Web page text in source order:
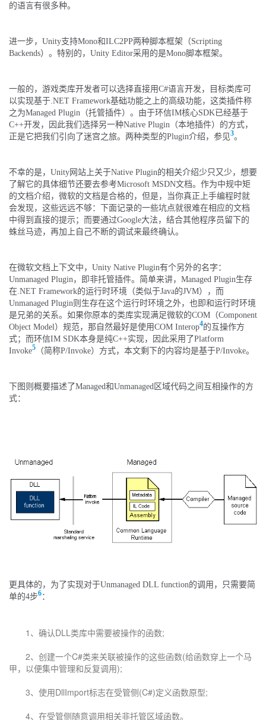
的语言有很多种。
进一步，Unity支持Mono和ILC2PP两种脚本框架（Scripting
Backends）。特别的，Unity Editor采用的是Mono脚本框架。
一般的，游戏类库开发者可以选择直接用C#语言开发，目标类库可
以实现基于.NET Framework基础功能之上的高级功能，这类插件称
之为Managed Plugin（托管插件）。由于环信IM核心SDK已经基于
C++开发，因此我们选择另一种Native Plugin（本地插件）的方式，
正是它把我们引向了迷宫之旅。两种类型的Plugin介绍，参见3。
不幸的是，Unity网站上关于Native Plugin的相关介绍少只又少，想要
了解它的具体细节还要去参考Microsoft MSDN文档。作为中规中矩
的文档介绍，微软的文档是合格的，但是，当你真正上手编程时就
会发现，这些远远不够：下面记录的一些坑点就很难在相应的文档
中得到直接的提示；而要通过Google大法，结合其他程序员留下的
蛛丝马迹，再加上自己不断的调试来最终确认。
在微软文档上下文中，Unity Native Plugin有个另外的名字：
Unmanaged Plugin，即非托管插件。简单来讲，Managed Plugin生存
在.NET Framework的运行时环境（类似于Java的JVM），而
Unmanaged Plugin则生存在这个运行时环境之外，也即和运行时环境
是兄弟的关系。如果你原本的类库实现满足微软的COM（Component
Object Model）规范，那自然最好是使用COM Interop4的互操作方
式；而环信IM SDK本身是纯C++实现，因此采用了Platform
Invoke5 （简称P/Invoke）方式，本文剩下的内容均是基于P/Invoke。
下图则概要描述了Managed和Unmanaged区域代码之间互相操作的方
式：
更具体的，为了实现对于Unmanaged DLL function的调用，只需要简
单的4步6：
1、确认DLL类库中需要被操作的函数;
2、创建一个C#类来关联被操作的这些函数(给函数穿上一个马
甲，以便集中管理和反复调用);
3、使用DllImport标志在受管侧(C#)定义函数原型;
4、在受管侧随意调用相关非托管区域函数。